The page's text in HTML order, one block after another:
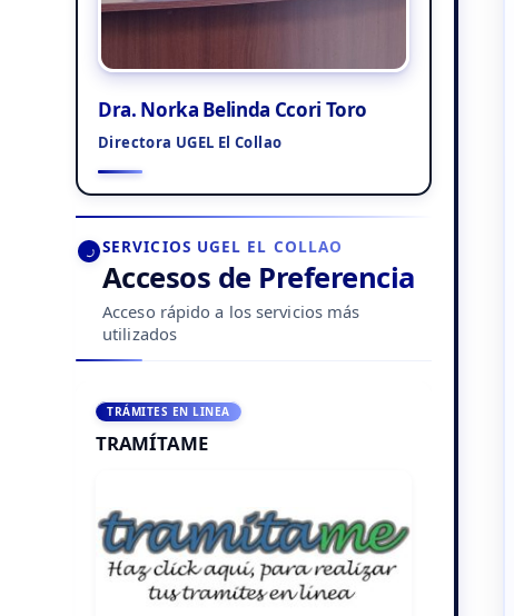
Dra. Norka Belinda Ccori Toro
Directora UGEL El Collao
SERVICIOS UGEL EL COLLAO
Accesos de Preferencia
Acceso rápido a los servicios más
utilizados
TRÁMITES EN LINEA
TRAMÍTAME